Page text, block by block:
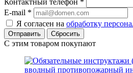
Контактный телефон *
E-mail *
Я согласен на обработку
Сбросить
С этим товаром покупают